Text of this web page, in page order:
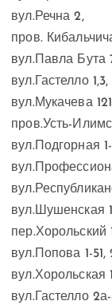
вул.Речна 2,
пров.
вул.Павла Бута
вул.Гастелло 1,3,
вул.Мукачева
пров.Усть-
вул.Подгорная
вул.Шушенская
пер.Хорольский
вул.Попова 1-51,
вул.Хорольская
вул.Гастелло 2а-